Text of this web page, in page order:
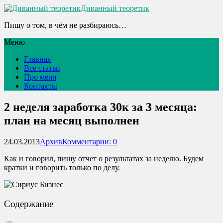
Диванный теоретик
Пишу о том, в чём не разбираюсь…
Меню
Главная
Все статьи
Про меня
Контакты
2 неделя заработка 30к за 3 месяца:
план на месяц выполнен
24.03.2013АрхивКомментарии: 0
Как и говорил, пишу отчет о результатах за неделю. Будем
кратки и говорить только по делу.
Содержание